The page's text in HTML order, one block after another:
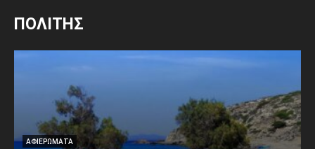
ΠΟΛΙΤΗΣ
ΑΦΙΕΡΩΜΑΤΑ